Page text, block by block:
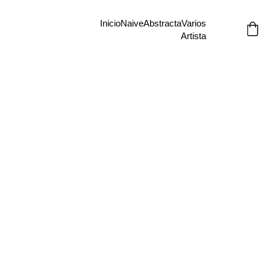
InicioNaiveAbstractaVarios
Artista